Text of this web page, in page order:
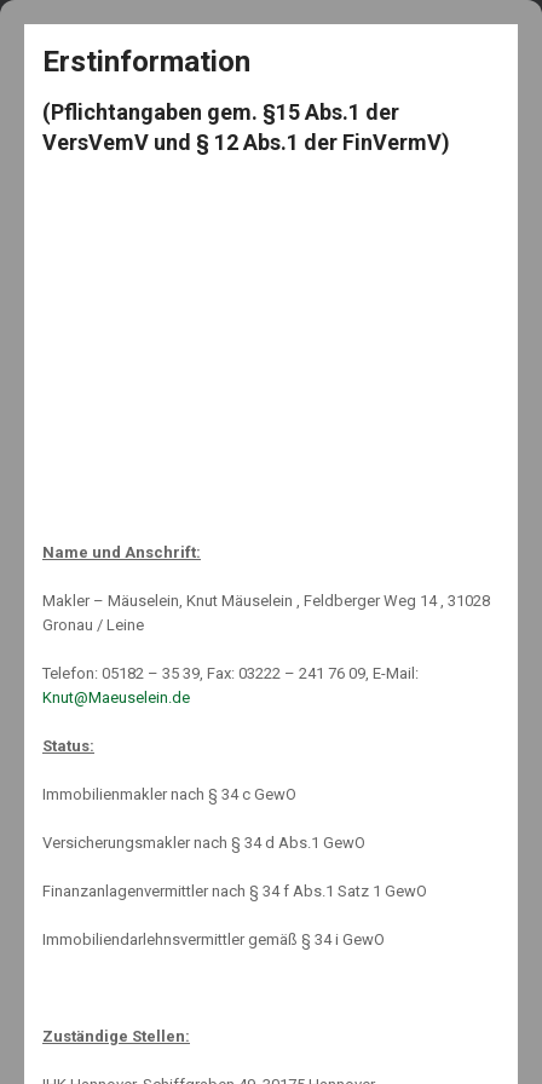
+49 5182 3539 frag@den-knut.de
Makler-Mäuselein
Investments,Nachhaltigkeit
No Comments
DURCHHALTEN IST
ZEITPUNKT DES EINSTIEGS
Erstinformation
(Pflichtangaben gem. §15 Abs.1 der
VersVemV und § 12 Abs.1 der FinVermV)
Name und Anschrift:
Makler – Mäuselein, Knut Mäuselein , Feldberger Weg 14 , 31028
Gronau / Leine
Telefon: 05182 – 35 39, Fax: 03222 – 241 76 09, E-Mail:
Knut@Maeuselein.de
Status:
Immobilienmakler nach § 34 c GewO
Versicherungsmakler nach § 34 d Abs.1 GewO
Finanzanlagenvermittler nach § 34 f Abs.1 Satz 1 GewO
Immobiliendarlehnsvermittler gemäß § 34 i GewO
Zuständige Stellen: